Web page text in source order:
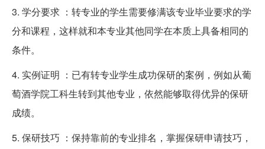
3. 学分要求 ：转专业的学生需要修满该专业毕业要求的学
分和课程，这样就和本专业其他同学在本质上具备相同的
条件。
4. 实例证明 ：已有转专业学生成功保研的案例，例如从葡
萄酒学院工科生转到其他专业，依然能够取得优异的保研
成绩。
5. 保研技巧 ：保持靠前的专业排名，掌握保研申请技巧，